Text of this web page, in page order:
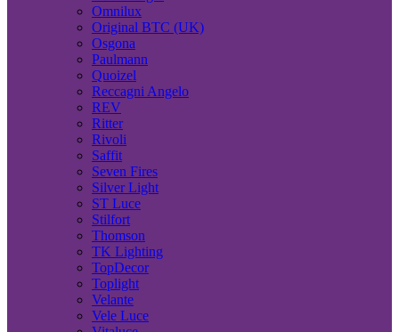
Omnilux
Original BTC (UK)
Osgona
Paulmann
Quoizel
Reccagni Angelo
REV
Ritter
Rivoli
Saffit
Seven Fires
Silver Light
ST Luce
Stilfort
Thomson
TK Lighting
TopDecor
Toplight
Velante
Vele Luce